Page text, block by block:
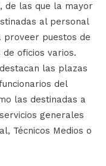
de las que la mayor
al personal
proveer puestos de
oficios varios.
las plazas
del
las destinadas a
generales
Técnicos Medios o